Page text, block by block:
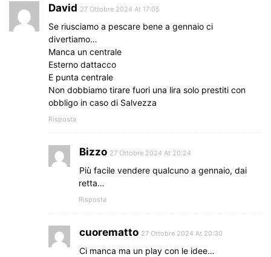
David 27 Ottobre 2024 At 17:05
Se riusciamo a pescare bene a gennaio ci
divertiamo…
Manca un centrale
Esterno dattacco
E punta centrale
Non dobbiamo tirare fuori una lira solo prestiti con
obbligo in caso di Salvezza
Risposta
Bizzo 27 Ottobre 2024 At 20:24
Più facile vendere qualcuno a gennaio, dai
retta…
Risposta
cuorematto 27 Ottobre 2024 At 20:30
Ci manca ma un play con le idee…